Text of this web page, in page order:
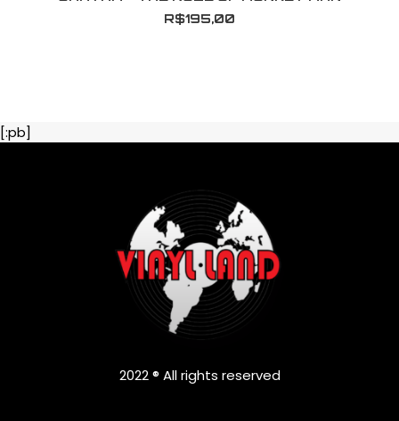
R$195,00
[:pb]
2022 ® All rights reserved